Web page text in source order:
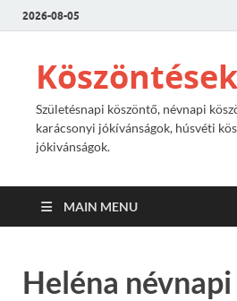
2026-08-05
Köszöntések
Születésnapi köszöntő, névnapi
karácsonyi jókívánságok, húsvéti
jókivánságok.
MAIN MENU
Heléna névnapi